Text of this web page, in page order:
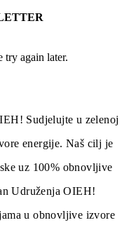
try again later.
Sudjelujte u zelenoj
energije. Naš cilj je
uz 100% obnovljive
Udruženja OIEH!
u obnovljive izvore